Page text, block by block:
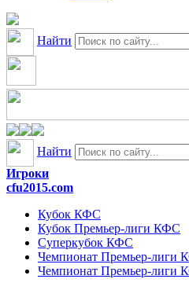
Найти
Найти
Игроки
cfu2015.com
Кубок КФС
Кубок Премьер-лиги КФС
Суперкубок КФС
Чемпионат Премьер-лиги
Чемпионат Премьер-лиги